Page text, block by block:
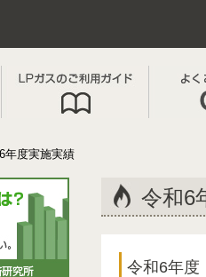
年度実施実績
令和6
令和6年